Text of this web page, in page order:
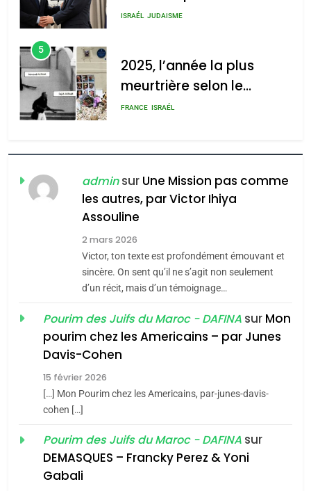
meurtrière selon le rapport
l’antisémitisme
admin 0
s’étendre à 13 pays
ISRAÉL JUDAISME
5
2025, l’année la plus
meurtrière selon le
rapport d’ADL contre
FRANCE ISRAÉL
FIÈRE, DIGNE ET RÉSILIENTE :
POURQUOI JE REVENDIQUE
MA JUDAÏTE par Thérèse
Zrihen-Dvir
ISRAÉL JUDAISME
CE QUI NOUS MANQUE –
Jacques Hadida
JUDAISME
Maroc : Les amandes de
Tafraout, le miel de Tadla
du terroir
Oeil ravageur – Vanessa
De Loya Stauber
adminsur Une Mission pas comme
les autres, par Victor Ihiya
Assouline
2 mars 2026
Victor, ton texte est profondément émouvant et
sincère. On sent qu’il ne s’agit non seulement
d’un récit, mais d’un témoignage…
Pourim des Juifs du Maroc - DAFINA sur Mon
pourim chez les Americains – par Junes
Davis-Cohen
15 février 2026
[…] Mon Pourim chez les Americains, par-junes-davis-
cohen […]
Pourim des Juifs du Maroc - DAFINA sur
DEMASQUES – Francky Perez & Yoni
Gabali